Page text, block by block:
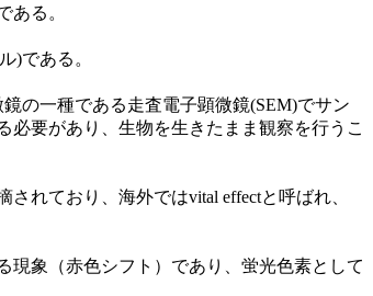
ある。
)である。
の一種である走査電子顕微鏡(SEM)でサン
要があり、生物を生きたまま観察を行うこ
れており、海外ではvital effectと呼ばれ、
現象（⾚⾊シフト）であり、蛍光⾊素として